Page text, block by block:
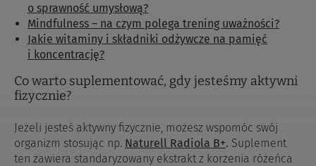
o sprawność umysłową?
Mindfulness – na czym polega trening uważności?
Jakie witaminy i składniki odżywcze na pamięć
i koncentrację?
Co warto suplementować, gdy jesteśmy aktywni
fizycznie?
Jeżeli jesteś aktywny fizycznie, możesz wspomóc swój
organizm stosując np. Naturell Radiola B+. Suplement
ten zawiera standaryzowany ekstrakt z korzenia różeńca